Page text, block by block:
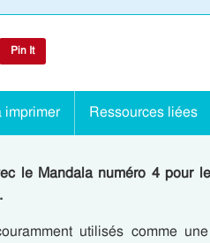
Pin It
imprimer Ressources liées
le Mandala numéro 4 pour
utilisés comme